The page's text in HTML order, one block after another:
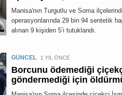
Manisa'nın Turgutlu ve Soma
operasyonlarında 29 bin 94 sentetik
alınan 9 kişiden 5’i tutuklandı.
GÜNCEL 1 YIL ÖNCE
Borcunu ödemediği
göndermediği için